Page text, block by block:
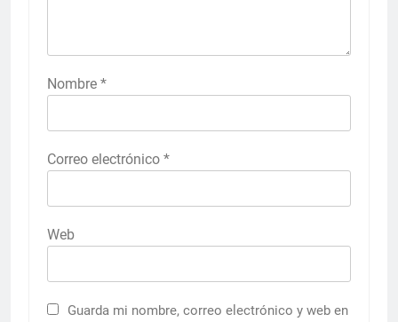
Nombre *
Correo electrónico *
Web
Guarda mi nombre, correo electrónico y web en